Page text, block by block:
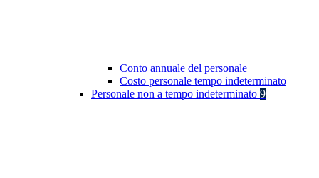
Conto annuale del personale
Costo personale tempo indeterminato
Personale non a tempo indeterminato 9